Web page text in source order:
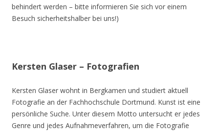
behindert werden – bitte informieren Sie sich vor einem
Besuch sicherheitshalber bei uns!)
Kersten Glaser – Fotografien
Kersten Glaser wohnt in Bergkamen und studiert aktuell
Fotografie an der Fachhochschule Dortmund. Kunst ist eine
persönliche Suche. Unter diesem Motto untersucht er jedes
Genre und jedes Aufnahmeverfahren, um die Fotografie